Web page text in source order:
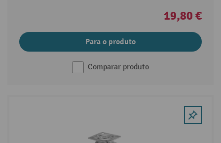
19,80 €
Para o produto
Comparar produto